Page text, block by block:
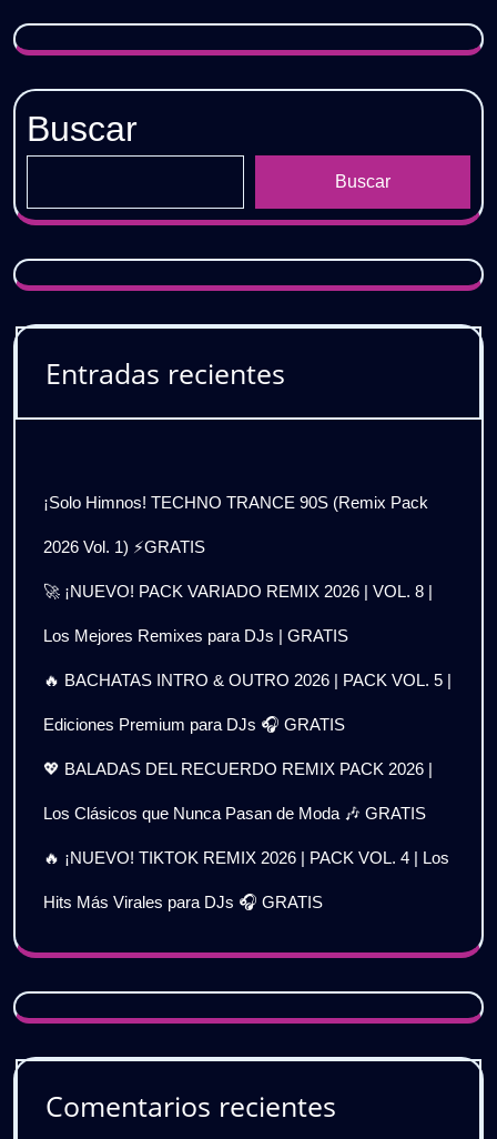
Y
SABOR
Buscar
Buscar
Entradas recientes
¡Solo Himnos! TECHNO TRANCE 90S (Remix Pack
2026 Vol. 1) ⚡GRATIS
🚀 ¡NUEVO! PACK VARIADO REMIX 2026 | VOL. 8 |
Los Mejores Remixes para DJs | GRATIS
🔥 BACHATAS INTRO & OUTRO 2026 | PACK VOL. 5 |
Ediciones Premium para DJs 🎧 GRATIS
💖 BALADAS DEL RECUERDO REMIX PACK 2026 |
Los Clásicos que Nunca Pasan de Moda 🎶 GRATIS
🔥 ¡NUEVO! TIKTOK REMIX 2026 | PACK VOL. 4 | Los
Hits Más Virales para DJs 🎧 GRATIS
Comentarios recientes